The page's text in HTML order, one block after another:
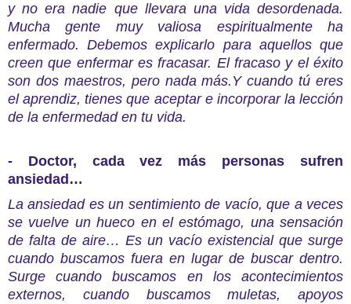
y no era nadie que llevara una vida desordenada.
Mucha gente muy valiosa espiritualmente ha
enfermado. Debemos explicarlo para aquellos que
creen que enfermar es fracasar. El fracaso y el éxito
son dos maestros, pero nada más.Y cuando tú eres
el aprendiz, tienes que aceptar e incorporar la lección
de la enfermedad en tu vida.
- Doctor, cada vez más personas sufren
ansiedad…
La ansiedad es un sentimiento de vacío, que a veces
se vuelve un hueco en el estómago, una sensación
de falta de aire… Es un vacío existencial que surge
cuando buscamos fuera en lugar de buscar dentro.
Surge cuando buscamos en los acontecimientos
externos, cuando buscamos muletas, apoyos